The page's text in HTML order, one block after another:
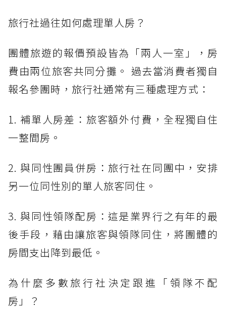
旅行社過往如何處理單人房？
團體旅遊的報價預設皆為「兩人一室」，房
費由兩位旅客共同分攤。 過去當消費者獨自
報名參團時，旅行社通常有三種處理方式：
1. 補單人房差：旅客額外付費，全程獨自住
一整間房。
2. 與同性團員併房：旅行社在同團中，安排
另一位同性別的單人旅客同住。
3. 與同性領隊配房：這是業界行之有年的最
後手段，藉由讓旅客與領隊同住，將團體的
房間支出降到最低。
為什麼多數旅行社決定跟進「領隊不配
房」？